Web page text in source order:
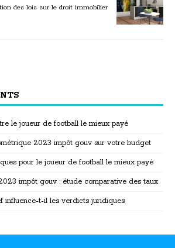
des lois sur le droit immobilier
le joueur de football le mieux payé
2023 impôt gouv sur votre budget
pour le joueur de football le mieux payé
impôt gouv : étude comparative des taux
influence-t-il les verdicts juridiques